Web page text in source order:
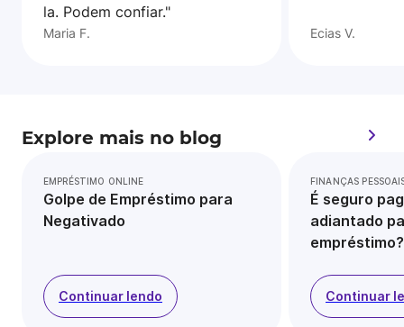
la. Podem confiar."
Maria F. Ecias V.
Explore mais no blog
EMPRÉSTIMO ONLINE
Golpe de Empréstimo para
Negativado
Continuar lendo
FINANÇAS
É seguro
adiantado
empréstimo?
Continuar